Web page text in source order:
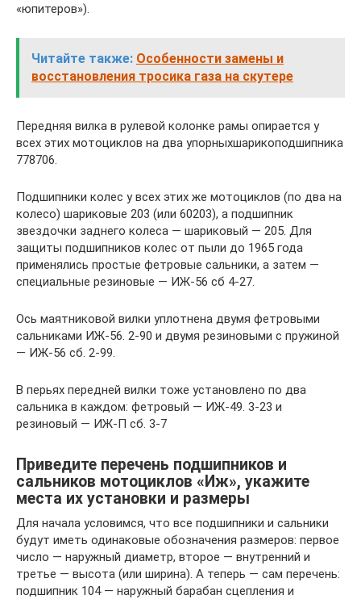
«юпитеров»).
Читайте также: Особенности замены и
восстановления тросика газа на скутере
Передняя вилка в рулевой колонке рамы опирается у
всех этих мотоциклов на два упорныхшарикоподшипника
778706.
Подшипники колес у всех этих же мотоциклов (по два на
колесо) шариковые 203 (или 60203), а подшипник
звездочки заднего колеса — шариковый — 205. Для
защиты подшипников колес от пыли до 1965 года
применялись простые фетровые сальники, а затем —
специальные резиновые — ИЖ-56 сб 4-27.
Ось маятниковой вилки уплотнена двумя фетровыми
сальниками ИЖ-56. 2-90 и двумя резиновыми с пружиной
— ИЖ-56 сб. 2-99.
В перьях передней вилки тоже установлено по два
сальника в каждом: фетровый — ИЖ-49. 3-23 и
резиновый — ИЖ-П сб. 3-7
Приведите перечень подшипников и
сальников мотоциклов «Иж», укажите
места их установки и размеры
Для начала условимся, что все подшипники и сальники
будут иметь одинаковые обозначения размеров: первое
число — наружный диаметр, второе — внутренний и
третье — высота (или ширина). А теперь — сам перечень:
подшипник 104 — наружный барабан сцепления и